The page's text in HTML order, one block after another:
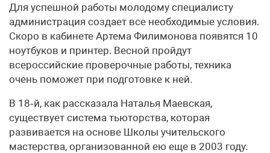
Для успешной работы молодому специалисту
администрация создает все необходимые условия.
Скоро в кабинете Артема Филимонова появятся 10
ноутбуков и принтер. Весной пройдут
всероссийские проверочные работы, техника
очень поможет при подготовке к ней.
В 18‑й, как рассказала Наталья Маевская,
существует система тьюторства, которая
развивается на основе Школы учительского
мастерства, организованной ею еще в 2003 году.